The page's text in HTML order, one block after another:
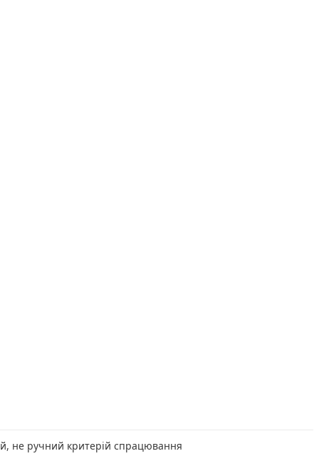
не ручний критерій спрацювання